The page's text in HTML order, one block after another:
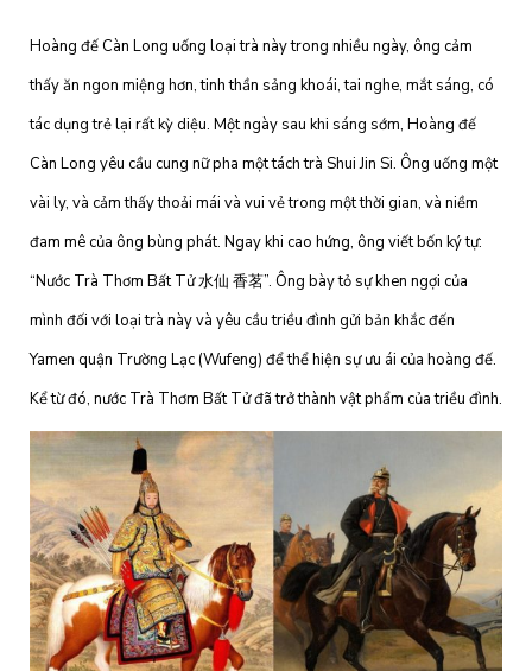
Hoàng đế Càn Long uống loại trà này trong nhiều ngày, ông cảm
thấy ăn ngon miệng hơn, tinh thần sảng khoái, tai nghe, mắt sáng, có
tác dụng trẻ lại rất kỳ diệu. Một ngày sau khi sáng sớm, Hoàng đế
Càn Long yêu cầu cung nữ pha một tách trà Shui Jin Si. Ông uống một
vài ly, và cảm thấy thoải mái và vui vẻ trong một thời gian, và niềm
đam mê của ông bùng phát. Ngay khi cao hứng, ông viết bốn ký tự:
“Nước Trà Thơm Bất Tử 水仙 香茗”. Ông bày tỏ sự khen ngợi của
mình đối với loại trà này và yêu cầu triều đình gửi bản khắc đến
Yamen quận Trường Lạc (Wufeng) để thể hiện sự ưu ái của hoàng đế.
Kể từ đó, nước Trà Thơm Bất Tử đã trở thành vật phẩm của triều đình.